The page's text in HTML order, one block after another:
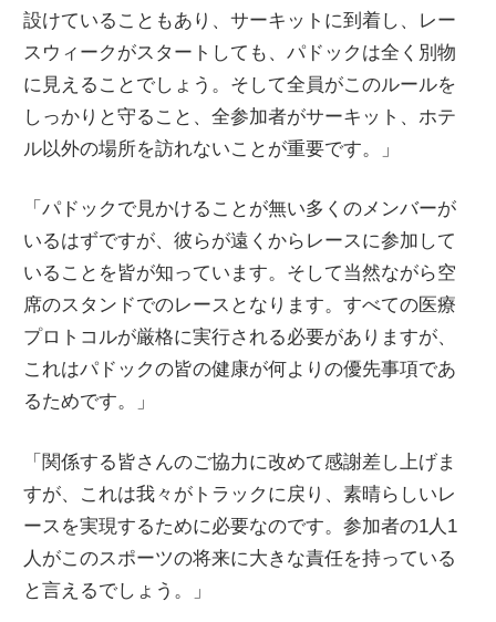
設けていることもあり、サーキットに到着し、レー
スウィークがスタートしても、パドックは全く別物
に見えることでしょう。そして全員がこのルールを
しっかりと守ること、全参加者がサーキット、ホテ
ル以外の場所を訪れないことが重要です。」
「パドックで見かけることが無い多くのメンバーが
いるはずですが、彼らが遠くからレースに参加して
いることを皆が知っています。そして当然ながら空
席のスタンドでのレースとなります。すべての医療
プロトコルが厳格に実行される必要がありますが、
これはパドックの皆の健康が何よりの優先事項であ
るためです。」
「関係する皆さんのご協力に改めて感謝差し上げま
すが、これは我々がトラックに戻り、素晴らしいレ
ースを実現するために必要なのです。参加者の1人1
人がこのスポーツの将来に大きな責任を持っている
と言えるでしょう。」